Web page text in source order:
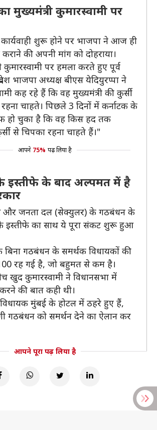
मुख्यमंत्री कुमारस्वामी पर
शुरू होने पर भाजपा ने आज ही
की अपनी मांग को दोहराया।
कुमारस्वामी पर हमला करते हुए पूर्व
भाजपा अध्यक्ष बीएस येदियुरप्पा ने
कह रहे हैं कि वह मुख्यमंत्री की कुर्सी
चाहते। पिछले 3 दिनों में कर्नाटक के
हो चुका है कि वह किस हद तक
से चिपका रहना चाहते हैं।"
आपने 75% पढ़ लिया है
इस्तीफे के बाद अल्पमत में है
और जनता दल (सेक्युलर) के गठबंधन के
इस्तीफे का साथ ये पूरा संकट शुरू हुआ
गठबंधन के समर्थक विधायकों की
रह गई है, जो बहुमत से कम है।
खुद कुमारस्वामी ने विधानसभा में
की बात कही थी।
मुंबई के होटल में ठहरे हुए हैं,
गठबंधन को समर्थन देने का ऐलान कर
आपने पूरा पढ़ लिया है